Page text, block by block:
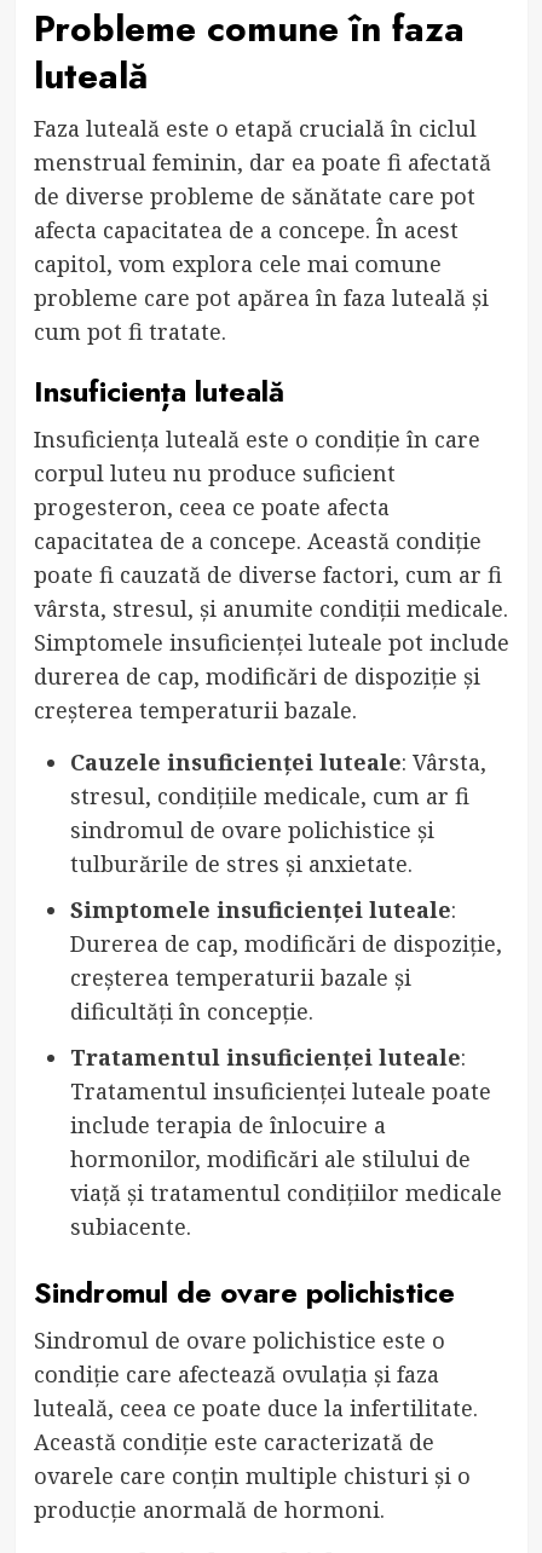
Probleme comune în faza
luteală
Faza luteală este o etapă crucială în ciclul
menstrual feminin, dar ea poate fi afectată
de diverse probleme de sănătate care pot
afecta capacitatea de a concepe. În acest
capitol, vom explora cele mai comune
probleme care pot apărea în faza luteală și
cum pot fi tratate.
Insuficiența luteală
Insuficiența luteală este o condiție în care
corpul luteu nu produce suficient
progesteron, ceea ce poate afecta
capacitatea de a concepe. Această condiție
poate fi cauzată de diverse factori, cum ar fi
vârsta, stresul, și anumite condiții medicale.
Simptomele insuficienței luteale pot include
durerea de cap, modificări de dispoziție și
creșterea temperaturii bazale.
Cauzele insuficienței luteale: Vârsta,
stresul, condițiile medicale, cum ar fi
sindromul de ovare polichistice și
tulburările de stres și anxietate.
Simptomele insuficienței luteale:
Durerea de cap, modificări de dispoziție,
creșterea temperaturii bazale și
dificultăți în concepție.
Tratamentul insuficienței luteale:
Tratamentul insuficienței luteale poate
include terapia de înlocuire a
hormonilor, modificări ale stilului de
viață și tratamentul condițiilor medicale
subiacente.
Sindromul de ovare polichistice
Sindromul de ovare polichistice este o
condiție care afectează ovulația și faza
luteală, ceea ce poate duce la infertilitate.
Această condiție este caracterizată de
ovarele care conțin multiple chisturi și o
producție anormală de hormoni.